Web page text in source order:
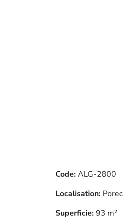
Code:ALG-2800
Localisation: Porec
Superficie:93 m²